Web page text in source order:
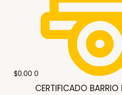
$0.00 0
CERTIFICADO